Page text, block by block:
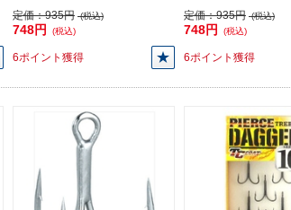
定価：935円 (税込)
748円 (税込)
6ポイント獲得
定価：935円 (税込)
748円 (税込)
6ポイント獲得